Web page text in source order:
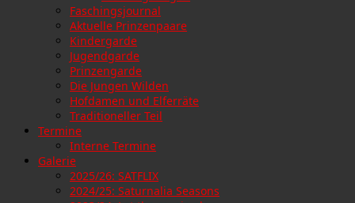
Faschingsjournal
Aktuelle Prinzenpaare
Kindergarde
Jugendgarde
Prinzengarde
Die Jungen Wilden
Hofdamen und Elferräte
Traditioneller Teil
Termine
Interne Termine
Galerie
2025/26: SATFLIX
2024/25: Saturnalia Seasons